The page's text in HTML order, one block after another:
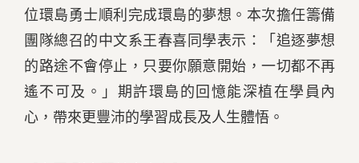
位環島勇士順利完成環島的夢想。本次擔任籌備
團隊總召的中文系王春喜同學表示：「追逐夢想
的路途不會停止，只要你願意開始，一切都不再
遙不可及。」期許環島的回憶能深植在學員內
心，帶來更豐沛的學習成長及人生體悟。